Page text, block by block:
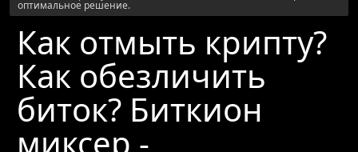
оптимальное решение.
Как отмыть крипту?
Как обезличить
биток? Биткион
миксер -